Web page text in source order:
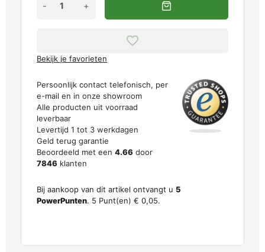
- +
Bekijk je favorieten
Persoonlijk contact telefonisch, per
e-mail en in onze showroom
Alle producten uit voorraad
leverbaar
Levertijd 1 tot 3 werkdagen
Geld terug garantie
Beoordeeld met een 4.66 door
7846 klanten
Bij aankoop van dit artikel ontvangt u 5
PowerPunten. 5 Punt(en) € 0,05.